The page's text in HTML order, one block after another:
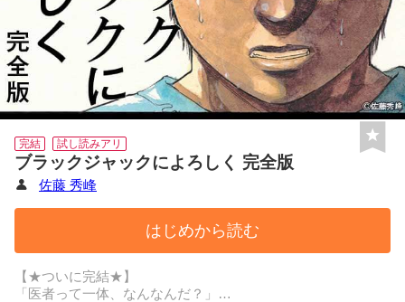
完結 試し読みアリ
ブラックジャックによろしく 完全版
佐藤 秀峰
はじめから読む
【★ついに完結★】
「医者って一体、なんなんだ？」
マイ本棚から探す
最近読んだ作品 お気に入り